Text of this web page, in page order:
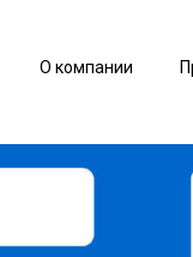
О компании